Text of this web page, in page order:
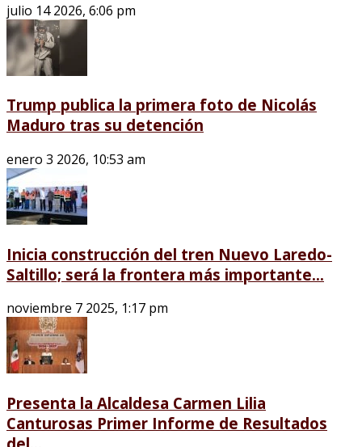
julio 14 2026, 6:06 pm
Trump publica la primera foto de Nicolás
Maduro tras su detención
enero 3 2026, 10:53 am
Inicia construcción del tren Nuevo Laredo-
Saltillo; será la frontera más importante...
noviembre 7 2025, 1:17 pm
Presenta la Alcaldesa Carmen Lilia
Canturosas Primer Informe de Resultados